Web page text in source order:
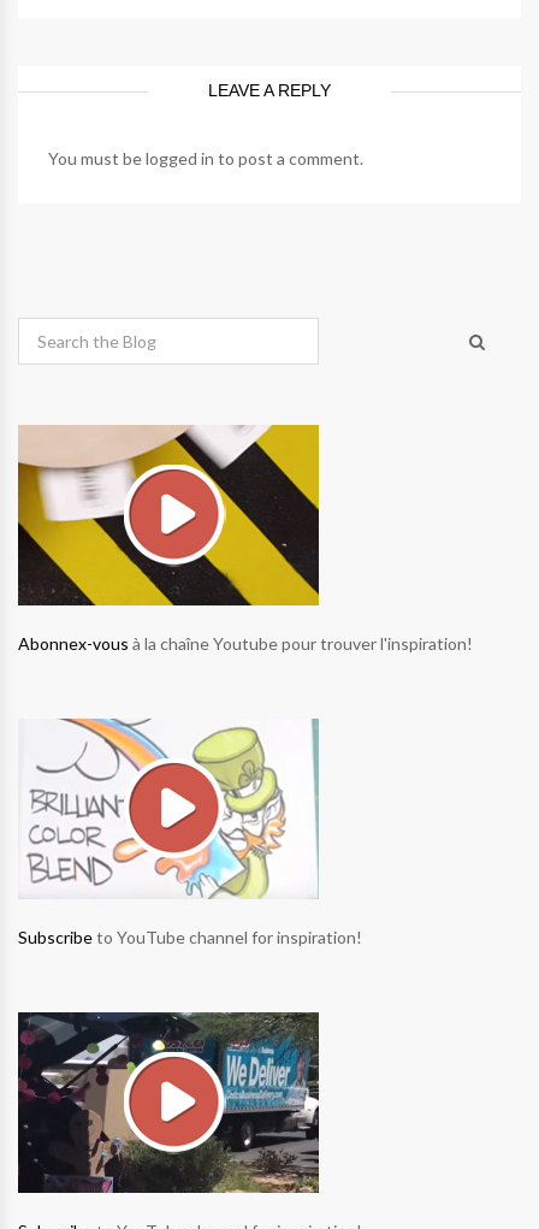
LEAVE A REPLY
You must belogged in to post a comment.
Abonnex-vous à la chaîne Youtube pour trouver l'inspiration!
Subscribeto YouTube channel for inspiration!